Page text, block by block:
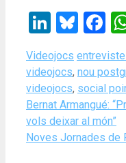
Categories
Videojocs Tags
videojocs, nou
videojocs, social
Bernat Armangué:
vols deixar al món”
Noves Jornades de